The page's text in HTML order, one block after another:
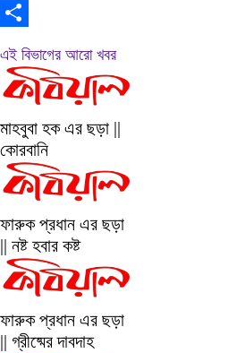
Copy
এই বিভাগের আরো খবর
মাহবুবা হক এর ছড়া ||
কোরবানি
ফারুক প্রধান এর ছড়া
|| নষ্ট হবার কষ্ট
ফারুক প্রধান এর ছড়া
|| গ্রীষ্মের দাবদাহ